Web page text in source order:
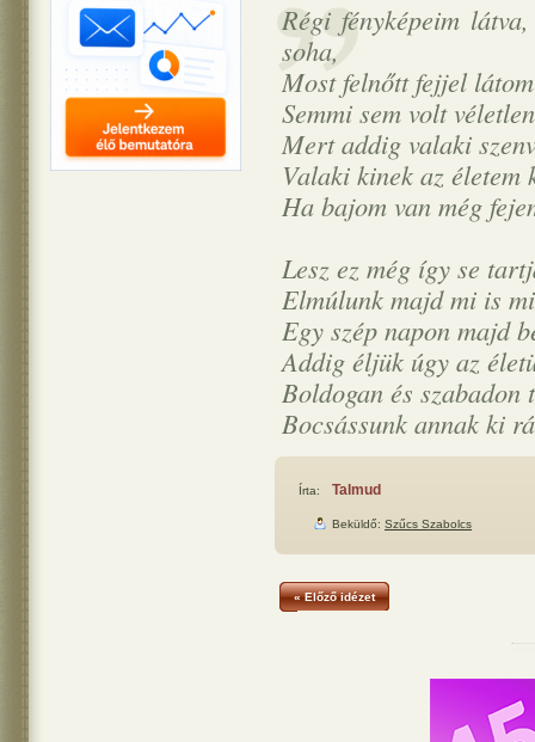
Régi fényképeim
soha,
Most felnőtt fejjel
Semmi sem volt
Mert addig valaki
Valaki kinek az életem
Ha bajom van még
Lesz ez még így se
Elmúlunk majd mi is
Egy szép napon majd
Addig éljük úgy az
Boldogan és
Bocsássunk annak ki
Írta: Talmud
Beküldő: Szűcs Szabolcs
« Előző idézet